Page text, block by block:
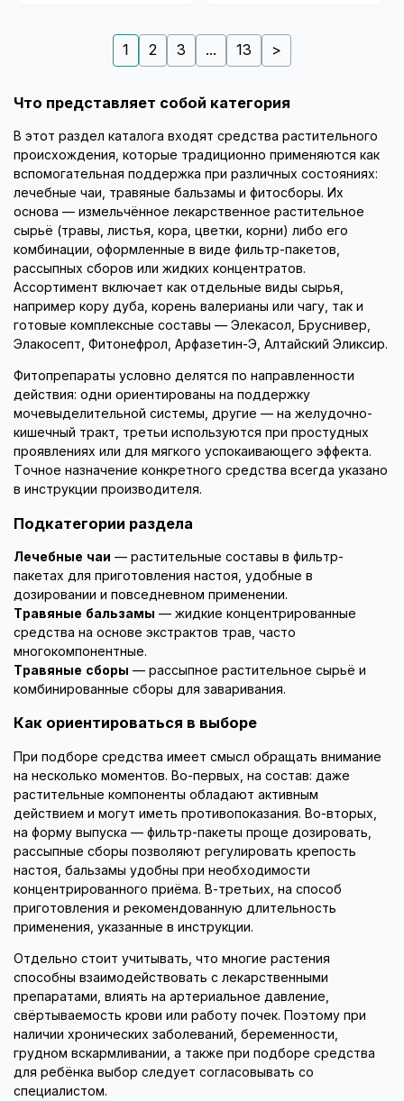
1 2 3 ... 13 >
Что представляет собой категория
В этот раздел каталога входят средства растительного
происхождения, которые традиционно применяются как
вспомогательная поддержка при различных состояниях:
лечебные чаи, травяные бальзамы и фитосборы. Их
основа — измельчённое лекарственное растительное
сырьё (травы, листья, кора, цветки, корни) либо его
комбинации, оформленные в виде фильтр-пакетов,
рассыпных сборов или жидких концентратов.
Ассортимент включает как отдельные виды сырья,
например кору дуба, корень валерианы или чагу, так и
готовые комплексные составы — Элекасол, Бруснивер,
Элакосепт, Фитонефрол, Арфазетин-Э, Алтайский Эликсир.
Фитопрепараты условно делятся по направленности
действия: одни ориентированы на поддержку
мочевыделительной системы, другие — на желудочно-
кишечный тракт, третьи используются при простудных
проявлениях или для мягкого успокаивающего эффекта.
Точное назначение конкретного средства всегда указано
в инструкции производителя.
Подкатегории раздела
Лечебные чаи — растительные составы в фильтр-
пакетах для приготовления настоя, удобные в
дозировании и повседневном применении.
Травяные бальзамы — жидкие концентрированные
средства на основе экстрактов трав, часто
многокомпонентные.
Травяные сборы — рассыпное растительное сырьё и
комбинированные сборы для заваривания.
Как ориентироваться в выборе
При подборе средства имеет смысл обращать внимание
на несколько моментов. Во-первых, на состав: даже
растительные компоненты обладают активным
действием и могут иметь противопоказания. Во-вторых,
на форму выпуска — фильтр-пакеты проще дозировать,
рассыпные сборы позволяют регулировать крепость
настоя, бальзамы удобны при необходимости
концентрированного приёма. В-третьих, на способ
приготовления и рекомендованную длительность
применения, указанные в инструкции.
Отдельно стоит учитывать, что многие растения
способны взаимодействовать с лекарственными
препаратами, влиять на артериальное давление,
свёртываемость крови или работу почек. Поэтому при
наличии хронических заболеваний, беременности,
грудном вскармливании, а также при подборе средства
для ребёнка выбор следует согласовывать со
специалистом.